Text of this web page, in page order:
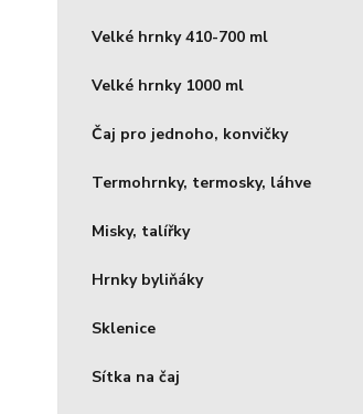
Velké hrnky 410-700 ml
Velké hrnky 1000 ml
Čaj pro jednoho, konvičky
Termohrnky, termosky, láhve
Misky, talířky
Hrnky byliňáky
Sklenice
Sítka na čaj